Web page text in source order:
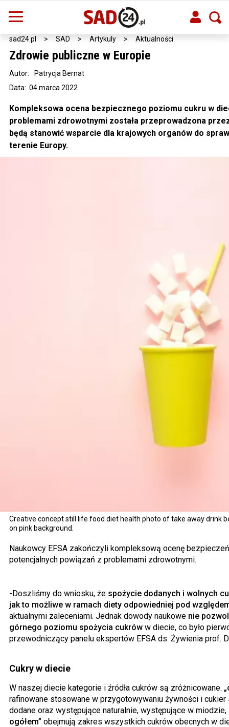
sad24.pl > SAD > Artykuly > Aktualności
Creative concept still life food diet health photo of take away drink
on pink background.
Zdrowie publiczne w Europie
Data: 04 marca 2022
Autor: Patrycja Bernat
Kompleksowa ocena bezpiecznego poziomu cukru w
problemami zdrowotnymi została przeprowadzona
będą stanowić wsparcie dla krajowych organów do
terenie Europy.
Naukowcy EFSA zakończyli kompleksową ocenę
potencjalnych powiązań z problemami zdrowotnymi.
-Doszliśmy do wniosku, że spożycie dodanych i wolnych
jak to możliwe w ramach diety odpowiedniej pod
aktualnymi zaleceniami. Jednak dowody naukowe nie
górnego poziomu spożycia cukrów w diecie, co było
przewodniczący panelu ekspertów EFSA ds. Żywienia prof.
Cukry w diecie
W naszej diecie kategorie i źródła cukrów są zróżnicowane.
rafinowane stosowane w przygotowywaniu żywności i cukier
dodane oraz występujące naturalnie, występujące w
ogółem” obejmują zakres wszystkich cukrów obecnych w